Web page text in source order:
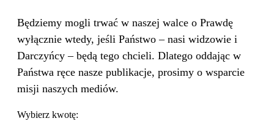
Będziemy mogli trwać w naszej walce o Prawdę
wyłącznie wtedy, jeśli Państwo – nasi widzowie i
Darczyńcy – będą tego chcieli. Dlatego oddając w
Państwa ręce nasze publikacje, prosimy o wsparcie
misji naszych mediów.
Wybierz kwotę: